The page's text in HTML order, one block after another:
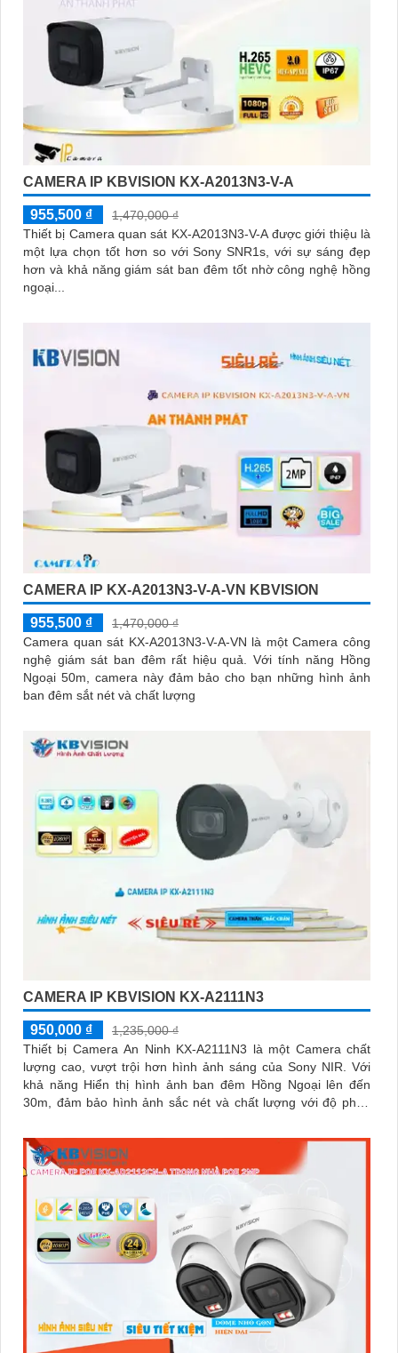
CAMERA IP KBVISION KX-A2013N3-V-A
955,500 ₫
1,470,000 ₫
Thiết bị Camera quan sát KX-A2013N3-V-A được giới thiệu là
một lựa chọn tốt hơn so với Sony SNR1s, với sự sáng đẹp
hơn và khả năng giám sát ban đêm tốt nhờ công nghệ hồng
ngoại...
CAMERA IP KX-A2013N3-V-A-VN KBVISION
955,500 ₫
1,470,000 ₫
Camera quan sát KX-A2013N3-V-A-VN là một Camera công
nghệ giám sát ban đêm rất hiệu quả. Với tính năng Hồng
Ngoại 50m, camera này đảm bảo cho bạn những hình ảnh
ban đêm sắt nét và chất lượng
CAMERA IP KBVISION KX-A2111N3
950,000 ₫
1,235,000 ₫
Thiết bị Camera An Ninh KX-A2111N3 là một Camera chất
lượng cao, vượt trội hơn hình ảnh sáng của Sony NIR. Với
khả năng Hiển thị hình ảnh ban đêm Hồng Ngoại lên đến
30m, đảm bảo hình ảnh sắc nét và chất lượng với độ phân